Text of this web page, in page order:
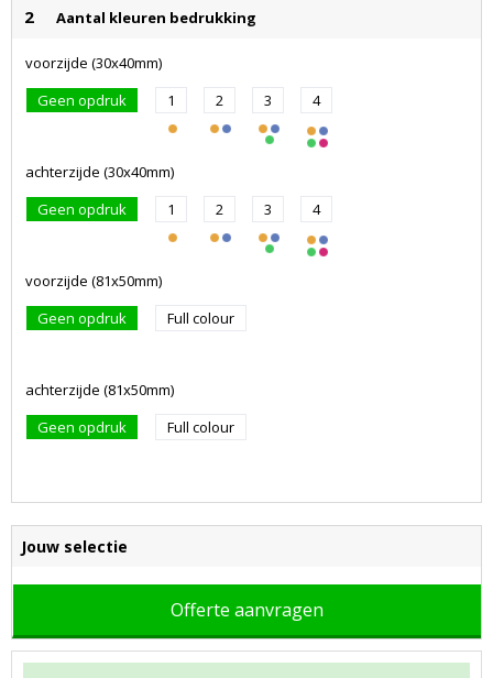
2 Aantal kleuren bedrukking
voorzijde (30x40mm)
Geen opdruk
1 2 3 4
achterzijde (30x40mm)
Geen opdruk
1 2 3 4
voorzijde (81x50mm)
Geen opdruk
Full colour
achterzijde (81x50mm)
Geen opdruk
Full colour
Jouw selectie
Offerte aanvragen